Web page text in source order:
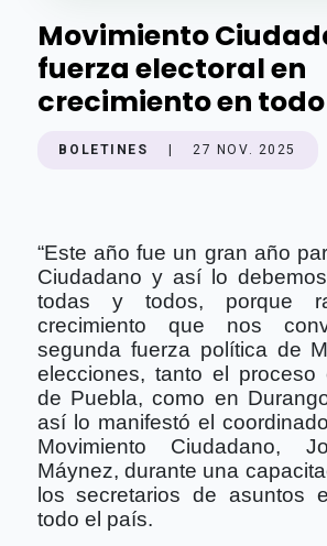
Movimiento
fuerza electoral en
crecimiento en
BOLETINES 27 NOV. 2025
“Este año fue un gran año
Ciudadano y así lo
todas y todos, porque
crecimiento que nos
segunda fuerza política de
elecciones, tanto el proceso
de Puebla, como en
así lo manifestó el
Movimiento Ciudadano,
Máynez, durante una
los secretarios de asuntos
todo el país.